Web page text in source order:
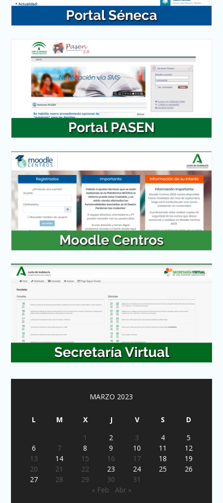
MARZO 2023
L M X J V S
D
1
2 3 4
5
6
7 8 9 10 11
12
13
14 15 16 17 18
19
20
21 22 23 24 25
26
27
28 29 30
31
« Feb
Abr »